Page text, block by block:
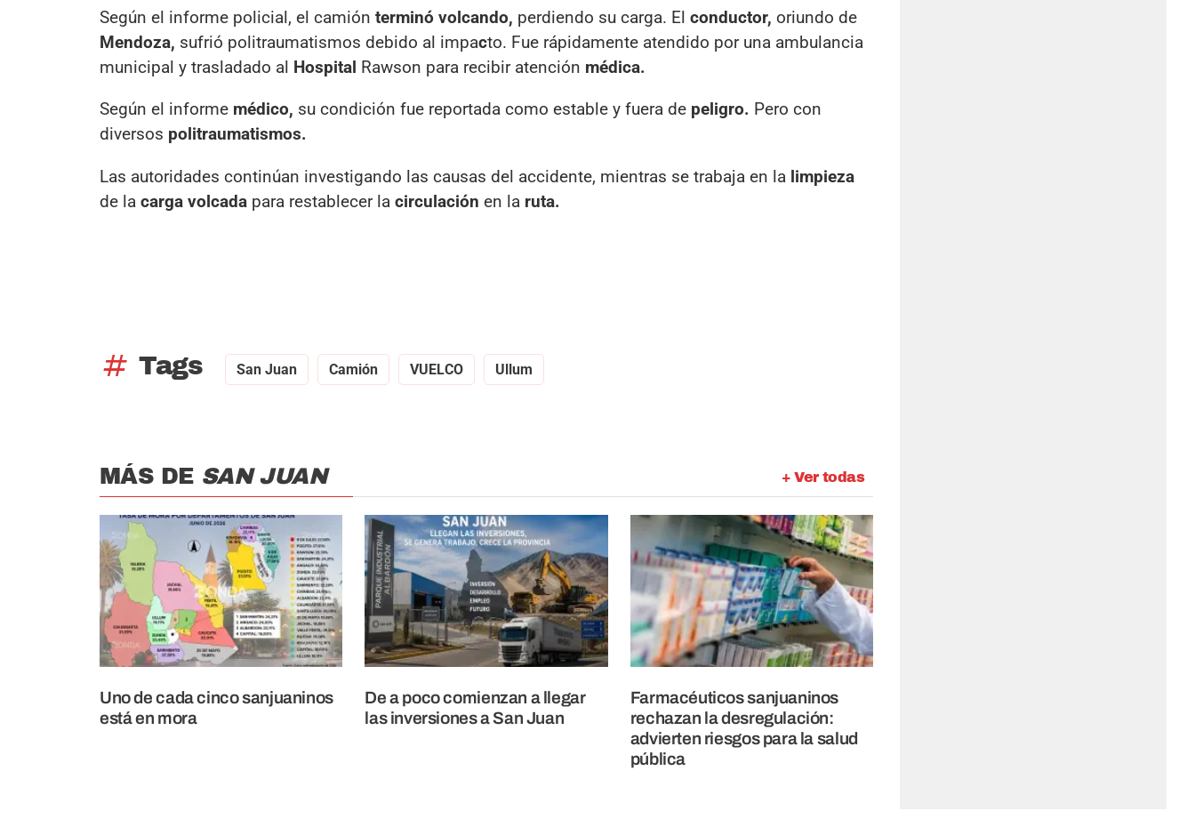
Según el informe policial, el camión terminó volcando, perdiendo su carga. El conductor, oriundo de
Mendoza, sufrió politraumatismos debido al impacto. Fue rápidamente atendido por una ambulancia
municipal y trasladado al Hospital Rawson para recibir atención médica.
Según el informe médico, su condición fue reportada como estable y fuera de peligro. Pero con
diversos politraumatismos.
Las autoridades continúan investigando las causas del accidente, mientras se trabaja en la limpieza
de la carga volcada para restablecer la circulación en la ruta.
tag Tags San Juan Camión VUELCO Ullum
+ Ver todas
MÁS DE SAN JUAN
Uno de cada cinco sanjuaninos
está en mora
De a poco comienzan a llegar
las inversiones a San Juan
Farmacéuticos sanjuaninos
rechazan la desregulación:
advierten riesgos para la salud
pública